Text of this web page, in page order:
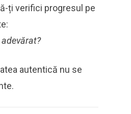
ți verifici progresul pe
autentică nu se